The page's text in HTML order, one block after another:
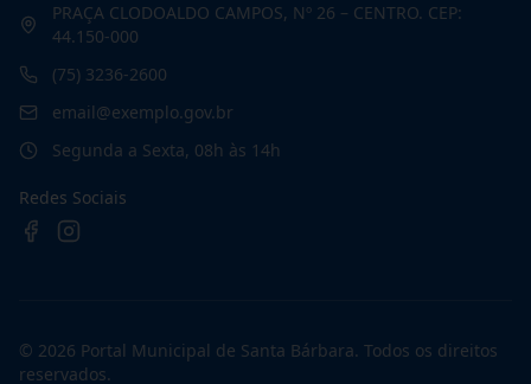
PRAÇA CLODOALDO CAMPOS, Nº 26 – CENTRO. CEP:
44.150-000
(75) 3236-2600
email@exemplo.gov.br
Segunda a Sexta, 08h às 14h
Redes Sociais
© 2026 Portal Municipal de Santa Bárbara. Todos os direitos
reservados.